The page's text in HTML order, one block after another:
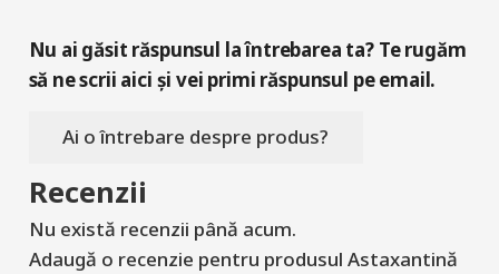
Nu ai găsit răspunsul la întrebarea ta? Te rugăm
să ne scrii aici și vei primi răspunsul pe email.
Ai o întrebare despre produs?
Recenzii
Nu există recenzii până acum.
Adaugă o recenzie pentru produsul Astaxantină